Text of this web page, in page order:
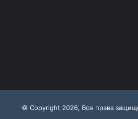
© Copyright 2026, Все права